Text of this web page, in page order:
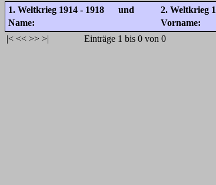
1. Weltkrieg 1914 - 1918 und
2. Weltkrieg
Name:
Vorname:
|< << >> >| Einträge 1 bis 0 von 0